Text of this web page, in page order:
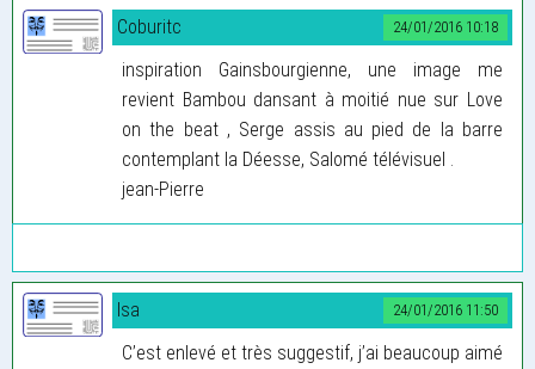
24/01/2016 10:18
Coburitc
inspiration Gainsbourgienne, une image me
revient Bambou dansant à moitié nue sur Love
on the beat , Serge assis au pied de la barre
contemplant la Déesse, Salomé télévisuel .
jean-Pierre
24/01/2016 11:50
Isa
C’est enlevé et très suggestif, j’ai beaucoup aimé